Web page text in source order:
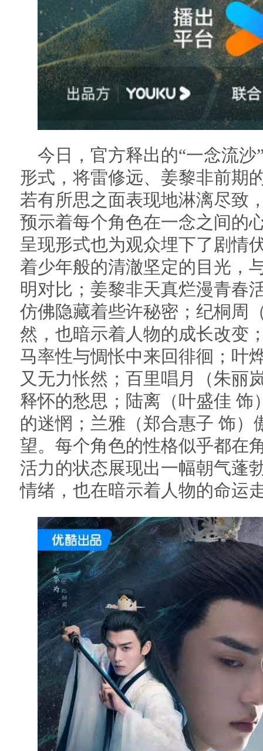
今日，官方释出的“一念流
形式，将雷修远、姜黎非前期
若有所思之面表现地淋漓尽致
预示着每个角色在一念之间的
呈现形式也为观众埋下了剧情
着少年般的清澈坚定的目光，
明对比；姜黎非天真烂漫青春
仿佛隐藏着些许秘密；纪桐周
然，也暗示着人物的成长改变
马率性与惆怅中来回徘徊；叶
又无力怅然；百里唱月（朱丽
释怀的愁思；陆离（叶盛佳
的迷惘；兰雅（郑合惠子 饰
望。每个角色的性格似乎都在
活力的状态展现出一幅朝气蓬
情绪，也在暗示着人物的命运